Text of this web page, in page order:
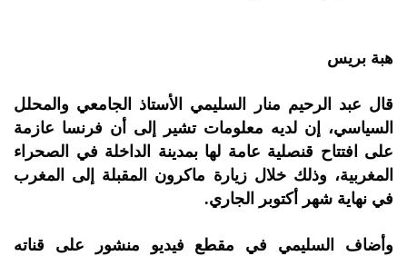
هبة بريس
قال عبد الرحيم منار السليمي الأستاذ الجامعي والمحلل
السياسي، إن لديه معلومات تشير إلى أن فرنسا عازمة
على افتتاح قنصلية عامة لها بمدينة الداخلة في الصحراء
المغربية، وذلك خلال زيارة ماكرون المقبلة إلى المغرب
في نهاية شهر أكتوبر الجاري.
وأضاف السليمي في مقطع فيديو منشور على قناته